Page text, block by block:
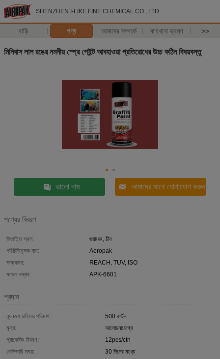
SHENZHEN I-LIKE FINE CHEMICAL CO., LTD
বাড়ি পণ্য আমাদের সম্পর্কে কারখানা ভ্রমণ >>
মিনিবাস লাল রঙের নমনীয় স্প্রে পেইন্ট আবহাওয়া প্রতিরোধের উচ্চ কঠিন বিষয়বস্তু
ভালো দাম আমাদের সাথে যোগাযোগ করুন
পণ্যের বিবরণ
উৎপত্তি স্থল:
গুয়াংডং, চীন
পরিচিতিমুলক নাম:
Aeropak
সাক্ষ্যদান:
REACH, TUV, ISO
মডেল নম্বার:
APK-6601
প্রদান
ন্যূনতম চাহিদার পরিমাণ:
500 কার্টন
মূল্য:
আলোচনাযোগ্য
প্যাকেজিং বিবরণ:
12pcs/ctn
ডেলিভারি সময়:
30 দিনের মধ্যে